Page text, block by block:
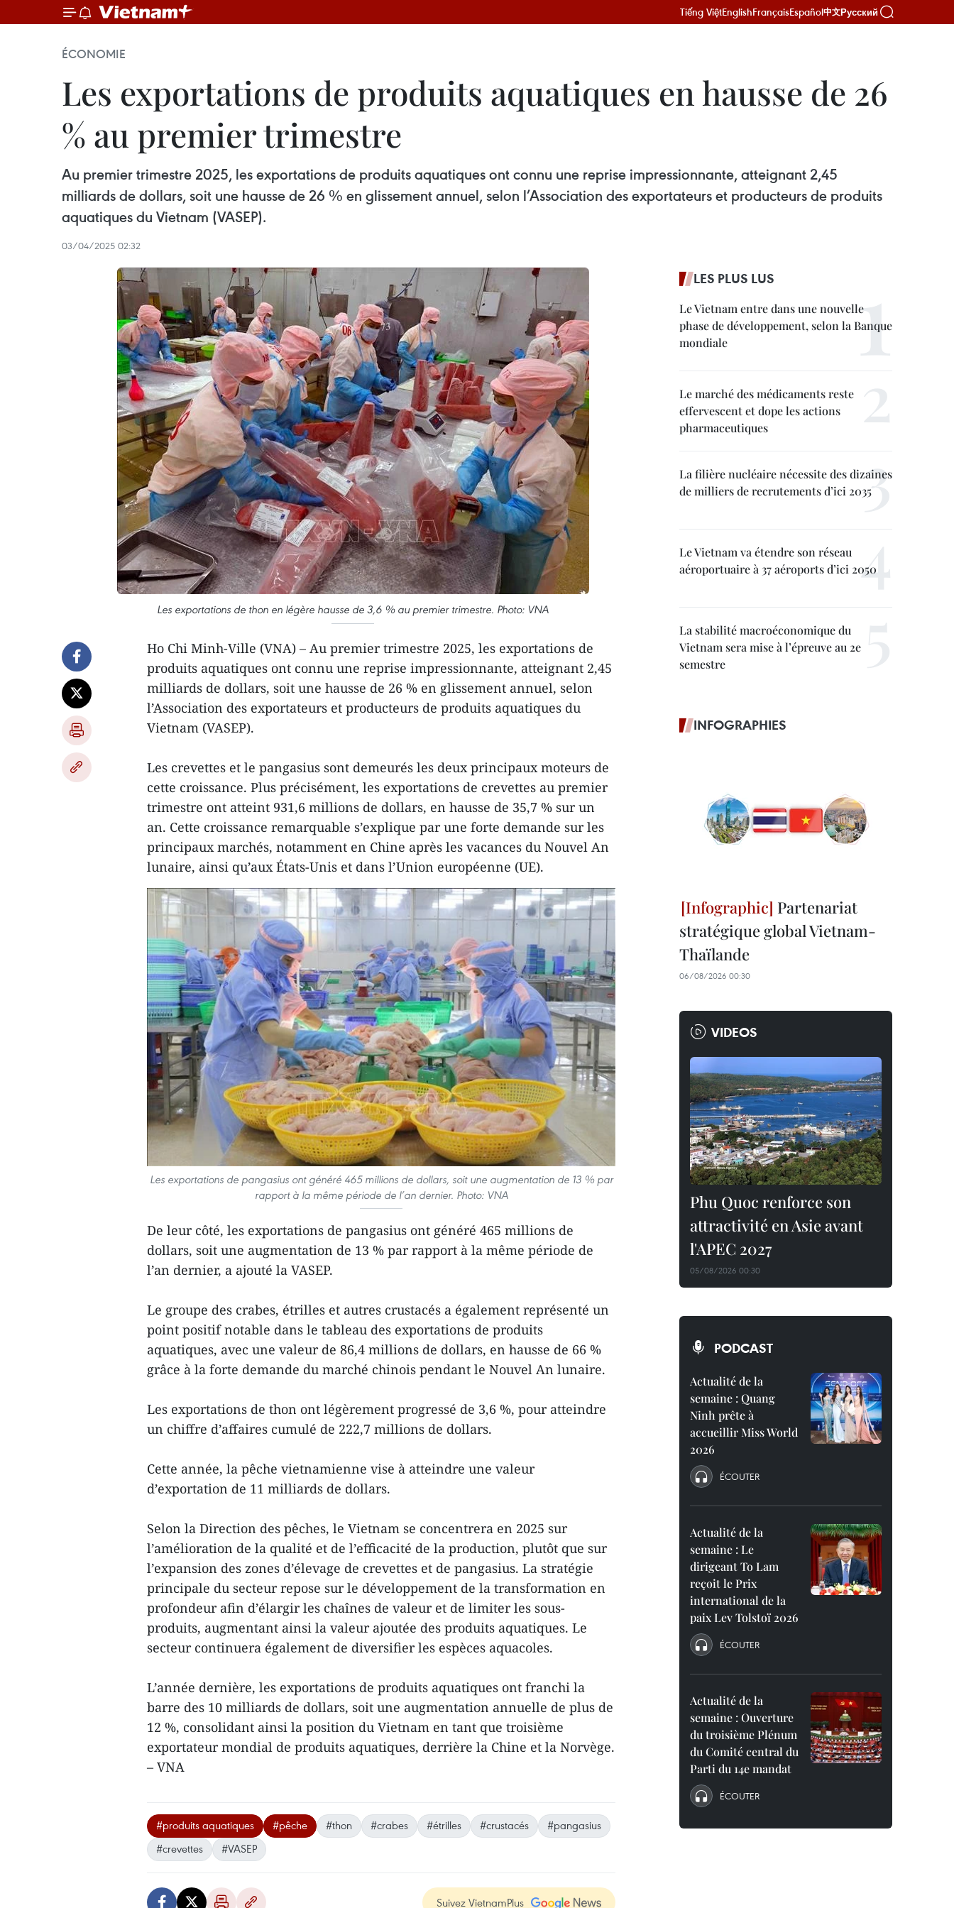
Tiếng ViệtEnglishFrançaisEspañol中文Русский
ÉCONOMIE
Les exportations de produits aquatiques en hausse de 26
% au premier trimestre
Au premier trimestre 2025, les exportations de produits aquatiques ont connu une reprise impressionnante, atteignant 2,45
milliards de dollars, soit une hausse de 26 % en glissement annuel, selon l’Association des exportateurs et producteurs de produits
aquatiques du Vietnam (VASEP).
03/04/2025 02:32
Les exportations de thon en légère hausse de 3,6 % au premier trimestre. Photo: VNA
Ho Chi Minh-Ville (VNA) – Au premier trimestre 2025, les exportations de
produits aquatiques ont connu une reprise impressionnante, atteignant 2,45
milliards de dollars, soit une hausse de 26 % en glissement annuel, selon
l’Association des exportateurs et producteurs de produits aquatiques du
Vietnam (VASEP).
Les crevettes et le pangasius sont demeurés les deux principaux moteurs de
cette croissance. Plus précisément, les exportations de crevettes au premier
trimestre ont atteint 931,6 millions de dollars, en hausse de 35,7 % sur un
an. Cette croissance remarquable s’explique par une forte demande sur les
principaux marchés, notamment en Chine après les vacances du Nouvel An
lunaire, ainsi qu’aux États-Unis et dans l’Union européenne (UE).
Les exportations de pangasius ont généré 465 millions de dollars, soit une augmentation de 13 % par
rapport à la même période de l’an dernier. Photo: VNA
De leur côté, les exportations de pangasius ont généré 465 millions de
dollars, soit une augmentation de 13 % par rapport à la même période de
l’an dernier, a ajouté la VASEP.
Le groupe des crabes, étrilles et autres crustacés a également représenté un
point positif notable dans le tableau des exportations de produits
aquatiques, avec une valeur de 86,4 millions de dollars, en hausse de 66 %
grâce à la forte demande du marché chinois pendant le Nouvel An lunaire.
Les exportations de thon ont légèrement progressé de 3,6 %, pour atteindre
un chiffre d’affaires cumulé de 222,7 millions de dollars.
Cette année, la pêche vietnamienne vise à atteindre une valeur
d’exportation de 11 milliards de dollars.
Selon la Direction des pêches, le Vietnam se concentrera en 2025 sur
l’amélioration de la qualité et de l’efficacité de la production, plutôt que sur
l’expansion des zones d’élevage de crevettes et de pangasius. La stratégie
principale du secteur repose sur le développement de la transformation en
profondeur afin d’élargir les chaînes de valeur et de limiter les sous-
produits, augmentant ainsi la valeur ajoutée des produits aquatiques. Le
secteur continuera également de diversifier les espèces aquacoles.
L’année dernière, les exportations de produits aquatiques ont franchi la
barre des 10 milliards de dollars, soit une augmentation annuelle de plus de
12 %, consolidant ainsi la position du Vietnam en tant que troisième
exportateur mondial de produits aquatiques, derrière la Chine et la Norvège.
– VNA
#produits aquatiques #pêche #thon #crabes #étrilles #crustacés
#pangasius
#crevettes
#VASEP
Suivez VietnamPlus
LES PLUS LUS
Le Vietnam entre dans une nouvelle
phase de développement, selon la Banque
mondiale
Le marché des médicaments reste
effervescent et dope les actions
pharmaceutiques
La filière nucléaire nécessite des dizaines
de milliers de recrutements d’ici 2035
Le Vietnam va étendre son réseau
aéroportuaire à 37 aéroports d’ici 2050
La stabilité macroéconomique du
Vietnam sera mise à l’épreuve au 2e
semestre
INFOGRAPHIES
Partenariat
stratégique global Vietnam-
Thaïlande
06/08/2026 00:30
VIDEOS
Phu Quoc renforce son
attractivité en Asie avant
l'APEC 2027
05/08/2026 00:30
PODCAST
Actualité de la
semaine : Quang
Ninh prête à
accueillir Miss World
2026
ÉCOUTER
Actualité de la
semaine : Le
dirigeant To Lam
reçoit le Prix
international de la
paix Lev Tolstoï 2026
ÉCOUTER
Actualité de la
semaine : Ouverture
du troisième Plénum
du Comité central du
Parti du 14e mandat
ÉCOUTER